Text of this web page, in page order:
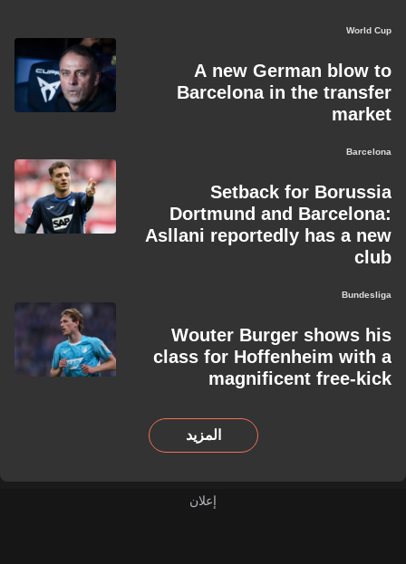
World Cup
A new German blow to
Barcelona in the transfer
market
Barcelona
Setback for Borussia
Dortmund and Barcelona:
Asllani reportedly has a new
club
Bundesliga
Wouter Burger shows his
class for Hoffenheim with a
magnificent free-kick
المزيد